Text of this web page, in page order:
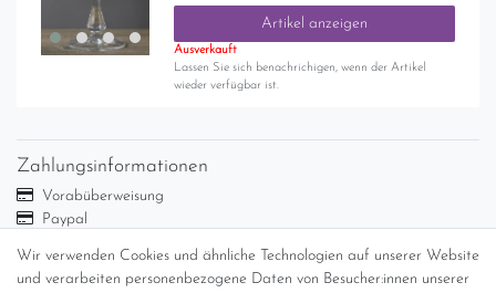
Artikel anzeigen
Ausverkauft
Lassen Sie sich benachrichigen, wenn der Artikel
wieder verfügbar ist.
Wir verwenden Cookies und ähnliche Technologien auf unserer Website
und verarbeiten personenbezogene Daten von Besucher:innen unserer
Zahlungsinformationen
Vorabüberweisung
Paypal
Versandinformationen